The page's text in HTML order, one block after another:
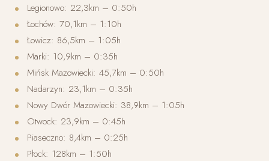
Legionowo: 22,3km – 0:50h
Łochów: 70,1km – 1:10h
Łowicz: 86,5km – 1:05h
Marki: 10,9km – 0:35h
Mińsk Mazowiecki: 45,7km – 0:50h
Nadarzyn: 23,1km – 0:35h
Nowy Dwór Mazowiecki: 38,9km – 1:05h
Otwock: 23,9km – 0:45h
Piaseczno: 8,4km – 0:25h
Płock: 128km – 1:50h